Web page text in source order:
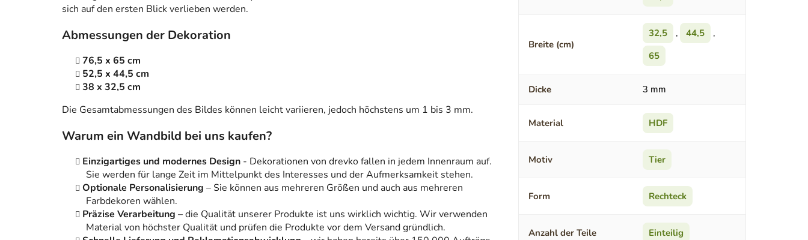
sich auf den ersten Blick verlieben werden.
Abmessungen der Dekoration
76,5 x 65 cm
52,5 x 44,5 cm
38 x 32,5 cm
Die Gesamtabmessungen des Bildes können leicht variieren, jedoch höchstens um 1 bis 3 mm.
Warum ein Wandbild bei uns kaufen?
Einzigartiges und modernes Design - Dekorationen von drevko fallen in jedem Innenraum auf.
Sie werden für lange Zeit im Mittelpunkt des Interesses und der Aufmerksamkeit stehen.
Optionale Personalisierung – Sie können aus mehreren Größen und auch aus mehreren
Farbdekoren wählen.
Präzise Verarbeitung – die Qualität unserer Produkte ist uns wirklich wichtig. Wir verwenden
Material von höchster Qualität und prüfen die Produkte vor dem Versand gründlich.
Breite (cm)
32,5 , 44,5
,
65
Dicke 3 mm
Material HDF
Motiv Tier
Form Rechteck
Anzahl der Teile Einteilig